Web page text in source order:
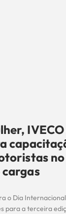
no
o Dia
para a terceira